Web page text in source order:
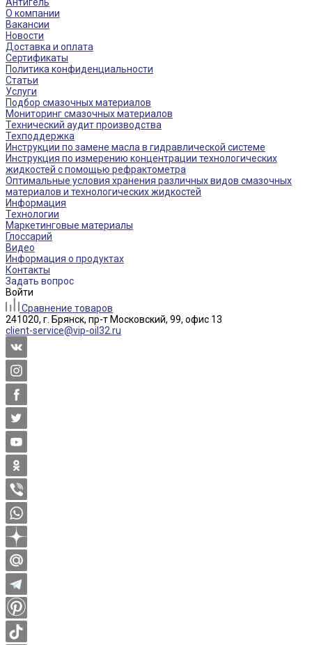
О компании
Вакансии
Новости
Доставка и оплата
Сертификаты
Политика конфиденциальности
Статьи
Услуги
Подбор смазочных материалов
Мониторинг смазочных материалов
Технический аудит производства
Техподдержка
Инструкции по замене масла в гидравлической системе
Инструкция по измерению концентрации технологических
жидкостей с помощью рефрактометра
Оптимальные условия хранения различных видов смазочных
материалов и технологических жидкостей
Информация
Технологии
Маркетинговые материалы
Глоссарий
Видео
Информация о продуктах
Контакты
Задать вопрос
Войти
Сравнение товаров
241020, г. Брянск, пр-т Московский, 99, офис 13
client-service@vip-oil32.ru